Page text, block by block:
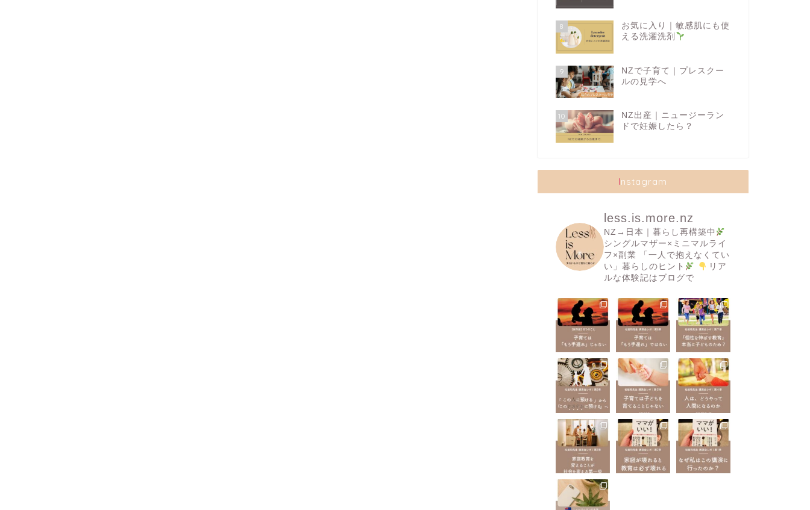
8
お気に入り｜敏感肌にも使
える洗濯洗剤
9
NZで子育て｜プレスクー
ルの見学へ
10
NZ出産｜ニュージーラン
ドで妊娠したら？
Instagram
less.is.more.nz
NZ→日本｜暮らし再構築中
シングルマザー×ミニマルライ
フ×副業
「一人で抱えなくてい
い」暮らしのヒント
リア
ルな体験記はブログで